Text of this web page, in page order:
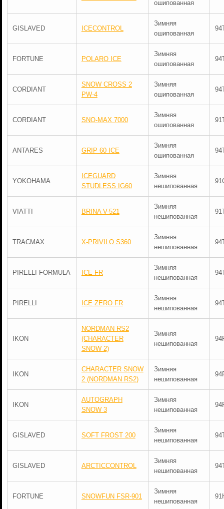
ошипованная
GISLAVED ICECONTROL
Зимняя
ошипованная
FORTUNE POLARO ICE
Зимняя
ошипованная
CORDIANT
SNOW CROSS 2
PW-4
Зимняя
ошипованная
CORDIANT SNO-MAX 7000
Зимняя
ошипованная
ANTARES GRIP 60 ICE
Зимняя
ошипованная
YOKOHAMA
ICEGUARD
STUDLESS IG60
Зимняя
нешипованная
VIATTI BRINA V-521
Зимняя
нешипованная
TRACMAX X-PRIVILO S360
Зимняя
нешипованная
PIRELLI FORMULA ICE FR
Зимняя
нешипованная
PIRELLI ICE ZERO FR
Зимняя
нешипованная
IKON
NORDMAN RS2
(CHARACTER
SNOW 2)
Зимняя
нешипованная
IKON
CHARACTER SNOW
2 (NORDMAN RS2)
Зимняя
нешипованная
IKON
AUTOGRAPH
SNOW 3
Зимняя
нешипованная
GISLAVED SOFT FROST 200
Зимняя
нешипованная
GISLAVED ARCTICCONTROL
Зимняя
нешипованная
FORTUNE SNOWFUN FSR-901
Зимняя
нешипованная